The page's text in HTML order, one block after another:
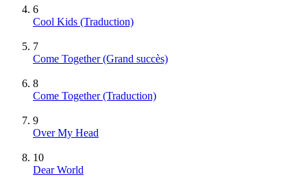
6
Cool Kids (Traduction)
7
Come Together(Grand succès)
8
Come Together (Traduction)
9
Over My Head
10
Dear World